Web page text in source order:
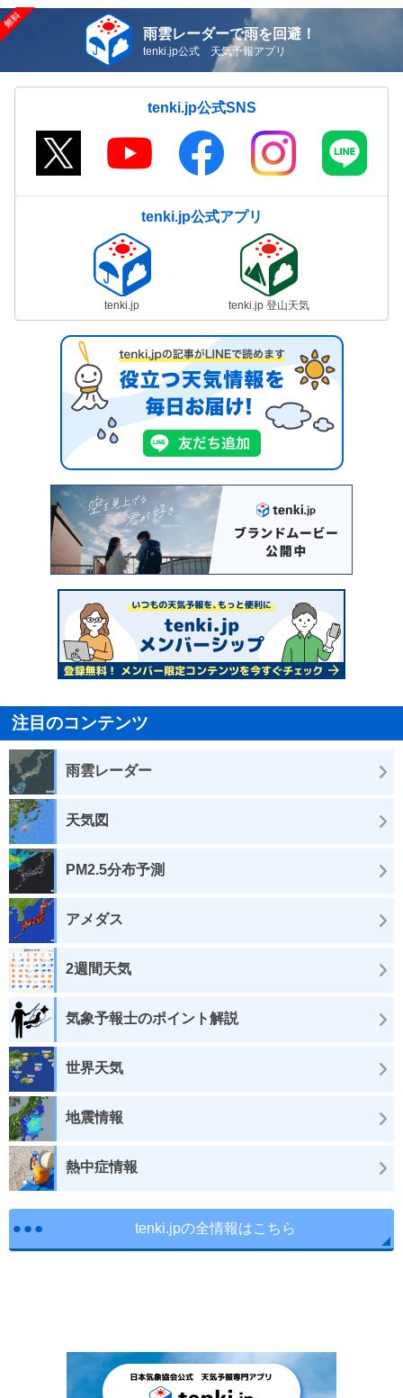
雨雲レーダーで雨を回避！
tenki.jp公式 天気予報アプリ
tenki.jp公式SNS
tenki.jp公式アプリ
tenki.jp tenki.jp 登山天気
注目のコンテンツ
雨雲レーダー
天気図
PM2.5分布予測
アメダス
2週間天気
気象予報士のポイント解説
世界天気
地震情報
熱中症情報
tenki.jpの全情報はこちら